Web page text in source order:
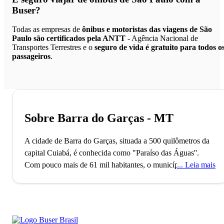
Buser?
Todas as empresas de ônibus e motoristas das viagens de São
Paulo são certificados pela ANTT - Agência Nacional de
Transportes Terrestres e o seguro de vida é gratuito para todos
passageiros.
Sobre Barra do Garças - MT
A cidade de Barra do Garças, situada a 500 quilômetros da
capital Cuiabá, é conhecida como "Paraíso das Águas''.
Com pouco mais de 61 mil habitantes, o município fica aos
Leia mais